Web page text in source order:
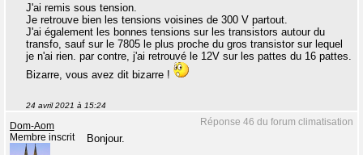
J'ai remis sous tension.
Je retrouve bien les tensions voisines de 300 V partout.
J'ai également les bonnes tensions sur les transistors autour du
transfo, sauf sur le 7805 le plus proche du gros transistor sur lequel
je n'ai rien. par contre, j'ai retrouvé le 12V sur les pattes du 16 pattes.
Bizarre, vous avez dit bizarre !
24 avril 2021 à 15:24
Réponse 46 du forum climatisation
Dom-Aom
Membre inscrit
Bonjour.